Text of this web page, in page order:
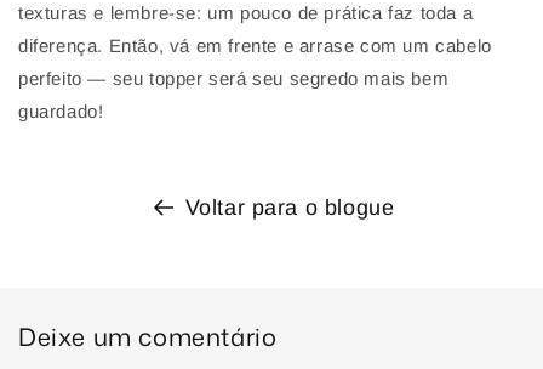
texturas e lembre-se: um pouco de prática faz toda a
diferença. Então, vá em frente e arrase com um cabelo
perfeito — seu topper será seu segredo mais bem
guardado!
Voltar para o blogue
Deixe um comentário